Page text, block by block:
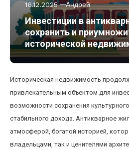
16.12.2025 Андрей
Инвестиции в
сохранить и
исторической
Историческая недвижимость
привлекательным объектом для
возможности сохранения
стабильного дохода. Антикварное
атмосферой, богатой историей,
владельцами, так и ценителями